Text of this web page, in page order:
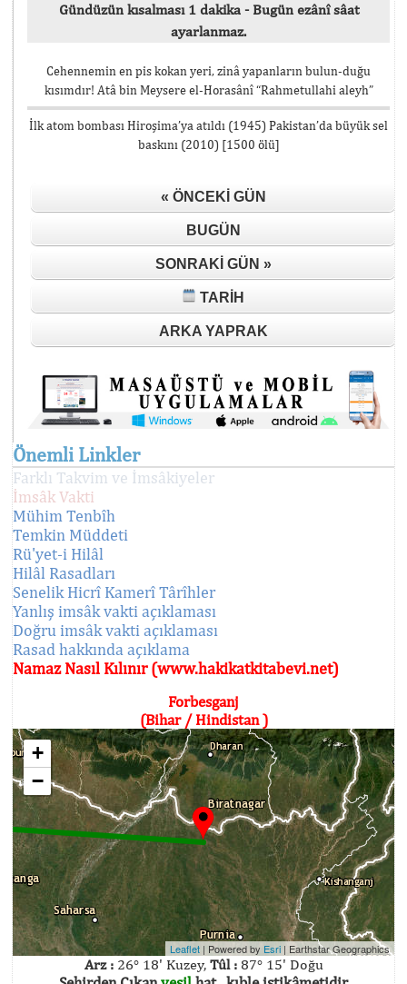
Gündüzün kısalması 1 dakika - Bugün ezânî sâat
ayarlanmaz.
Cehennemin en pis kokan yeri, zinâ yapanların bulun-duğu
kısımdır! Atâ bin Meysere el-Horasânî “Rahmetullahi aleyh”
İlk atom bombası Hiroşima’ya atıldı (1945) Pakistan’da büyük sel
baskını (2010) [1500 ölü]
« ÖNCEKI GÜN
BUGÜN
SONRAKI GÜN »
TARIH
ARKA YAPRAK
Önemli Linkler
Farklı Takvim ve İmsâkiyeler
İmsâk Vakti
Mühim Tenbîh
Temkin Müddeti
Rü'yet-i Hilâl
Hilâl Rasadları
Senelik Hicrî Kamerî Târîhler
Yanlış imsâk vakti açıklaması
Doğru imsâk vakti açıklaması
Rasad hakkında açıklama
Namaz Nasıl Kılınır (www.hakikatkitabevi.net)
Forbesganj
(Bihar / Hindistan )
+
−
Leaflet | Powered by Esri | Earthstar Geographics
Arz :26° 18' Kuzey, Tûl :87° 15' Doğu